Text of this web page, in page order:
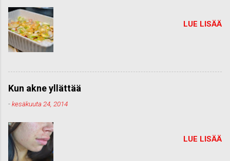
LUE LISÄÄ
Kun akne yllättää
-kesäkuuta 24, 2014
LUE LISÄÄ